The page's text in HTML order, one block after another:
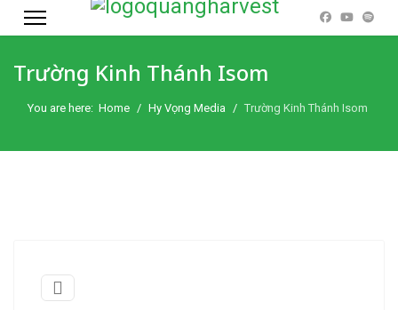
Trường Kinh Thánh Isom
You are here: Home Hy Vọng Media Trường Kinh Thánh Isom